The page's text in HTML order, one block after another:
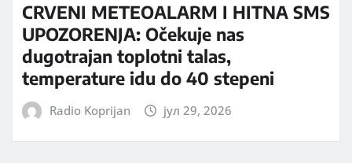
CRVENI METEOALARM I HITNA SMS
UPOZORENJA: Očekuje nas
dugotrajan toplotni talas,
temperature idu do 40 stepeni
Radio Koprijan јул 29, 2026